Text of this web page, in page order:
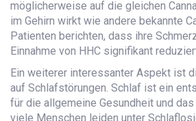
möglicherweise auf die gleichen
im Gehirn wirkt wie andere bekannte
Patienten berichten, dass ihre
Einnahme von HHC signifikant
Ein weiterer interessanter Aspekt ist
auf Schlafstörungen. Schlaf ist ein
für die allgemeine Gesundheit und das
viele Menschen leiden unter